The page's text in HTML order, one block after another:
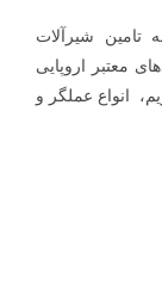
تامین شیرآلات
معتبر اروپایی
انواع عملگر و